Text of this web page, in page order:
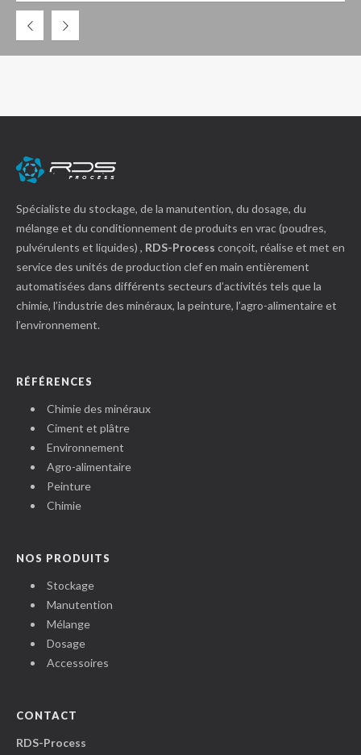
Spécialiste du stockage, de la manutention, du dosage, du
mélange et du conditionnement de produits en vrac (poudres,
pulvérulents et liquides) , RDS-Process conçoit, réalise et met en
service des unités de production clef en main entièrement
automatisées dans différents secteurs d’activités tels que la
chimie, l’industrie des minéraux, la peinture, l’agro-alimentaire et
l’environnement.
RÉFÉRENCES
Chimie des minéraux
Ciment et plâtre
Environnement
Agro-alimentaire
Peinture
Chimie
NOS PRODUITS
Stockage
Manutention
Mélange
Dosage
Accessoires
CONTACT
RDS-Process